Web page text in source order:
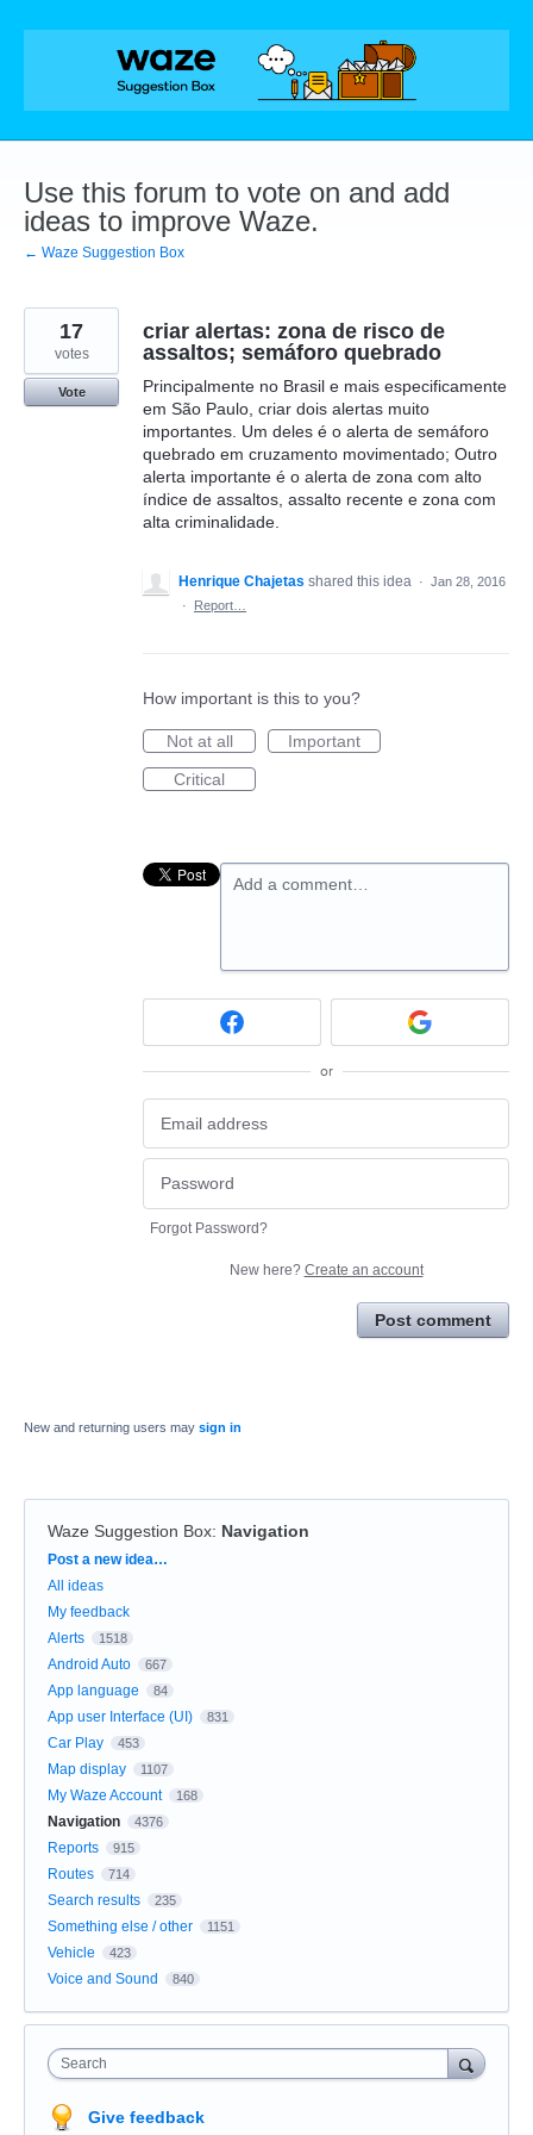
Skip
Use this forum to vote on and add
ideas to improve Waze.
← Waze Suggestion Box
criar alertas: zona de risco de
assaltos; semáforo quebrado
Principalmente no Brasil e mais especificamente
em São Paulo, criar dois alertas muito
importantes. Um deles é o alerta de semáforo
quebrado em cruzamento movimentado; Outro
alerta importante é o alerta de zona com alto
índice de assaltos, assalto recente e zona com
alta criminalidade.
17
votes
Vote
Henrique Chajetas shared this idea · Jan 28, 2016
·
Report…
How important is this to you?
Not at all
Important
Critical
Add a comment…
or
Forgot Password?
New here? Create an account
Post comment
New and returning users may sign in
Waze Suggestion Box: Navigation
Categories
Post a new idea…
All ideas
My feedback
Alerts
1518
Android Auto 667
App language 84
App user Interface (UI) 831
Car Play 453
Map display 1107
My Waze Account 168
Navigation 4376
Reports 915
Routes 714
Search results 235
Something else / other 1151
Vehicle 423
Voice and Sound 840
Search
Give feedback